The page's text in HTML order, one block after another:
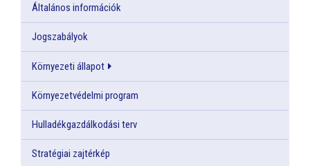
Általános információk
Jogszabályok
Környezeti állapot
Környezetvédelmi program
Hulladékgazdálkodási terv
Stratégiai zajtérkép